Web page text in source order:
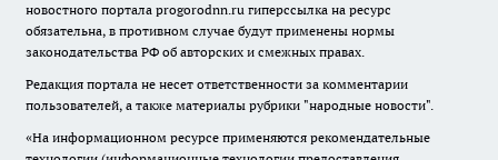
новостного портала progorodnn.ru гиперссылка на ресурс
обязательна, в противном случае будут применены нормы
законодательства РФ об авторских и смежных правах.
Редакция портала не несет ответственности за комментарии
пользователей, а также материалы рубрики "народные новости".
«На информационном ресурсе применяются рекомендательные